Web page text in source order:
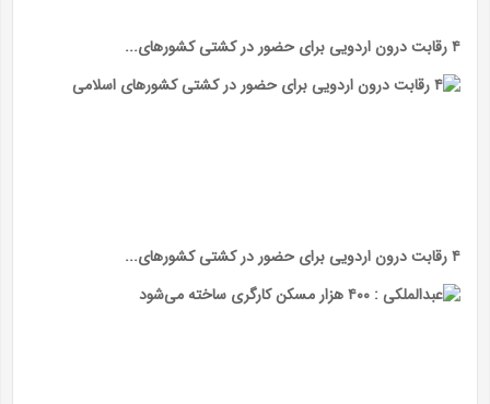
۴ رقابت درون اردویی برای حضور در کشتی کشور‌های...
۴ رقابت درون اردویی برای حضور در کشتی کشور‌های...